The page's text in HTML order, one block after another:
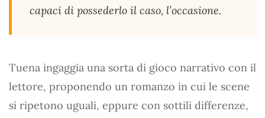
capaci di possederlo il caso, l’occasione.
Tuena ingaggia una sorta di gioco narrativo con il
lettore, proponendo un romanzo in cui le scene
si ripetono uguali, eppure con sottili differenze,